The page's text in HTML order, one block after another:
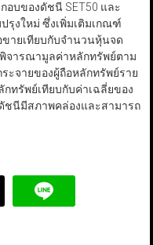
อบของดัชนี SET50 และ
รุงใหม่ ซึ่งเพิ่มเติมเกณฑ์
ายเทียบกับจำนวนหุ้นจด
จารณามูลค่าหลักทรัพย์ตาม
ะจายของผู้ถือหลักทรัพย์ราย
ทรัพย์เทียบกับค่าเฉลี่ยของ
ชนีมีสภาพคล่องและสามารถ